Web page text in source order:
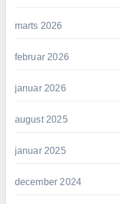
marts 2026
februar 2026
januar 2026
august 2025
januar 2025
december 2024